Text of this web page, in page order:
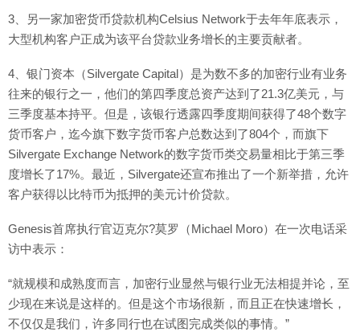
3、另一家加密货币贷款机构Celsius Network于去年年底表示，
大型机构客户正成为该平台贷款业务增长的主要贡献者。
4、银门资本（Silvergate Capital）是为数不多的加密行业有业务
往来的银行之一，他们的第四季度总资产达到了21.3亿美元，与
三季度基本持平。但是，该银行透露四季度期间获得了48个数字
货币客户，迄今旗下数字货币客户总数达到了804个，而旗下
Silvergate Exchange Network的数字货币类交易量相比于第三季
度增长了17%。最近，Silvergate还宣布推出了一个新举措，允许
客户获得以比特币为抵押的美元计价贷款。
Genesis首席执行官迈克尔?莫罗（Michael Moro）在一次电话采
访中表示：
“就规模和成熟度而言，加密行业显然与银行业无法相提并论，至
少现在来说是这样的。但是这个市场很新，而且正在快速增长，
不仅仅是我们，许多同行也在试图完成类似的事情。”